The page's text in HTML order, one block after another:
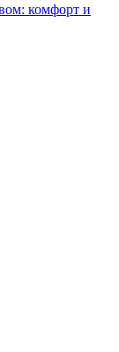
комфорт и